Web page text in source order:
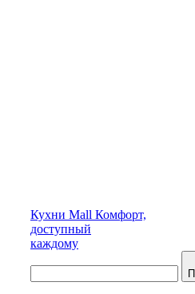
Кухни Mall Комфорт,
доступный
каждому